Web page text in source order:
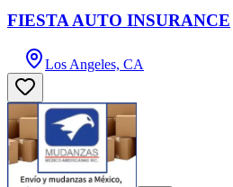
FIESTA AUTO INSURANCE
Los Angeles, CA